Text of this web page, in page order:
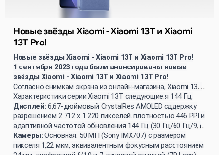
Новые звёзды Xiaomi - Xiaomi 13T и Xiaomi
13T Pro!
Новые звёзды Xiaomi - Xiaomi 13T и Xiaomi 13T Pro!
1 сентября 2023 года были анонсированы новые
звёзды Xiaomi - Xiaomi 13T и Xiaomi 13T Pro!
Согласно снимкам экрана из онлайн-магазина, Xiaomi 13T
получил AMOLED-экран с частотой обновления 144 Гц,
камеру Leica, батарею ёмкостью 5000 мАч и поддержку
быстрой зарядки 67 Вт. Xiaomi 13T Pro также
поддерживает быструю зарядку мощностью 120 Вт. Оба
смартфона работают на платформе MIUI 14 и
поставляются с прилагаемыми зарядными устройствами.
Характеристики серии Xiaomi 13T следующие:
Дисплей:6,67-дюймовый CrystalRes AMOLED с
разрешением 2 712 x 1 220 пикселей, плотностью 446 PPI и
адаптивной частотой обновления 144 Гц (30 Гц/60 Гц/90
Гц/120 Гц/144 Гц). Типичная яркость составляет 500
нитов, с максимальной яркостью HBM 1 200 нитов и
Камеры: Основная: 50 МП (Sony IMX707) с размером
пикселя 1,22 мкм, эквивалентным фокусным расстоянием